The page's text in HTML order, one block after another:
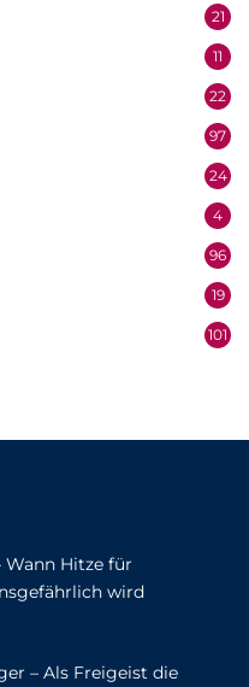
21
11
22
97
24
4
96
19
101
Wann Hitze für
wird
– Als Freigeist die